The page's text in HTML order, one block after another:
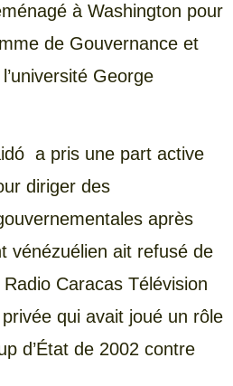
à Washington pour
de Gouvernance et
George
a pris une part active
diriger des
après
vénézuélien ait refusé de
Caracas Télévision
qui avait joué un rôle
d’État de 2002 contre